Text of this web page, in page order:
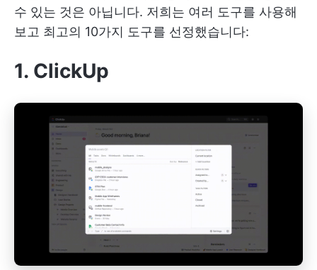
수 있는 것은 아닙니다. 저희는 여러 도구를 사용해
보고 최고의 10가지 도구를 선정했습니다:
1. ClickUp